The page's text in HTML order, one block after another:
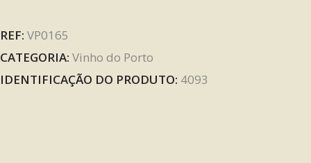
REF: VP0165
CATEGORIA: Vinho do Porto
IDENTIFICAÇÃO DO PRODUTO: 4093